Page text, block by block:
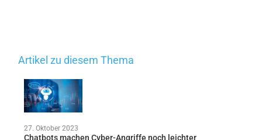
Artikel zu diesem Thema
27. Oktober 2023
Chatbots machen Cyber-Angriffe noch leichter